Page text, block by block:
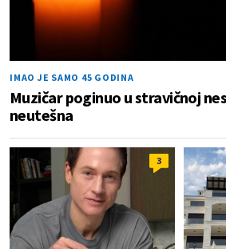
IMAO JE SAMO 45 GODINA
Muzičar poginuo u stravičnoj
neutešna
3